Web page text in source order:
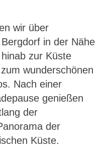
wir über
in der Nähe
zur Küste
wunderschönen
Nach einer
genießen
der
der
Küste.